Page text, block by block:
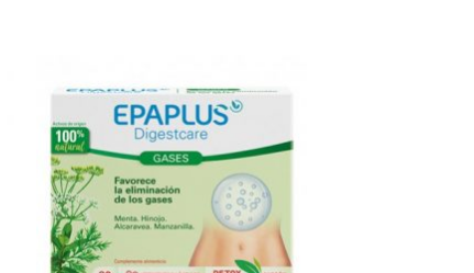
Añadir
lista de
deseos